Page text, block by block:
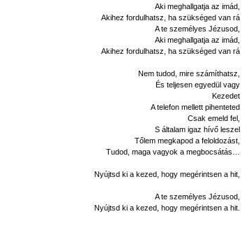
Aki meghallgatja az imád,
Akihez fordulhatsz, ha szükséged van rá
A te személyes Jézusod,
Aki meghallgatja az imád,
Akihez fordulhatsz, ha szükséged van rá
Nem tudod, mire számíthatsz,
És teljesen egyedül vagy
Kezedet
A telefon mellett pihenteted
Csak emeld fel,
S általam igaz hívő leszel
Tőlem megkapod a feloldozást,
Tudod, maga vagyok a megbocsátás…
Nyújtsd ki a kezed, hogy megérintsen a hit,
A te személyes Jézusod,
Nyújtsd ki a kezed, hogy megérintsen a hit.